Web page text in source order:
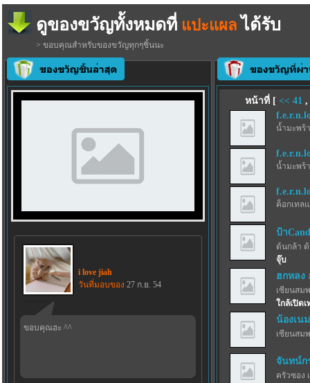
ดูของขวัญทั้งหมดที่ แปะแผล ได้รับ
> ขอบคุณสำหรับของขวัญทุกๆชิ้นนะ
i love jiah
วันที่มอบของ 27 ก.ย. 54
ขอบคุณฮะ ^^
หน้าที่ [ << 41 ,
น้ำมะพร้
น้ำมะพร้
ค็อกเทล
ป้า
ต้นกล้า
จุ๊บ
ฮกหลง
เซียนสม
ใกล้เปิด
น้องเน
เซียนสม
จันทน์ก
ครัวซอง